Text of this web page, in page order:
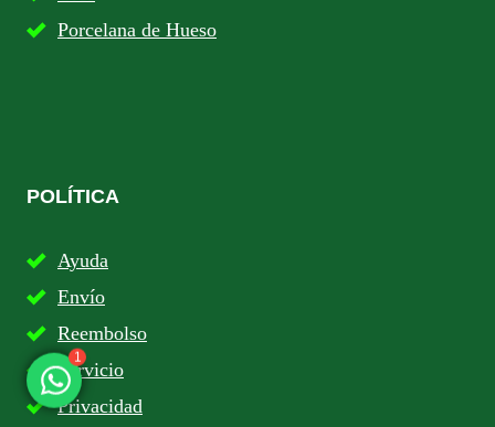
Porcelana de Hueso
POLÍTICA
Ayuda
Envío
Reembolso
Servicio
Privacidad
1